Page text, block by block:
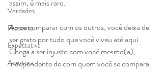
Verdades
Presente
Expectativa
Abertura
assim, é mais raro.
Ao se comparar com os outros, você deixa de
ser grato por tudo que você viveu até aqui.
Chega a ser injusto com você mesmo(a),
independente de com quem você se compara.